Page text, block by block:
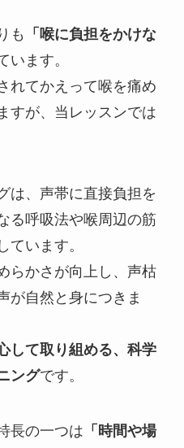
も
「喉に負担をかけな
います。
れてかえって喉を痛め
すが、当レッスンでは
は、声帯に直接負担を
る呼吸法や喉周辺の筋
ています。
らかさが向上し、声枯
が自然と身につきま
して取り組める、科学
ングです。
長の一つは 「時間や場